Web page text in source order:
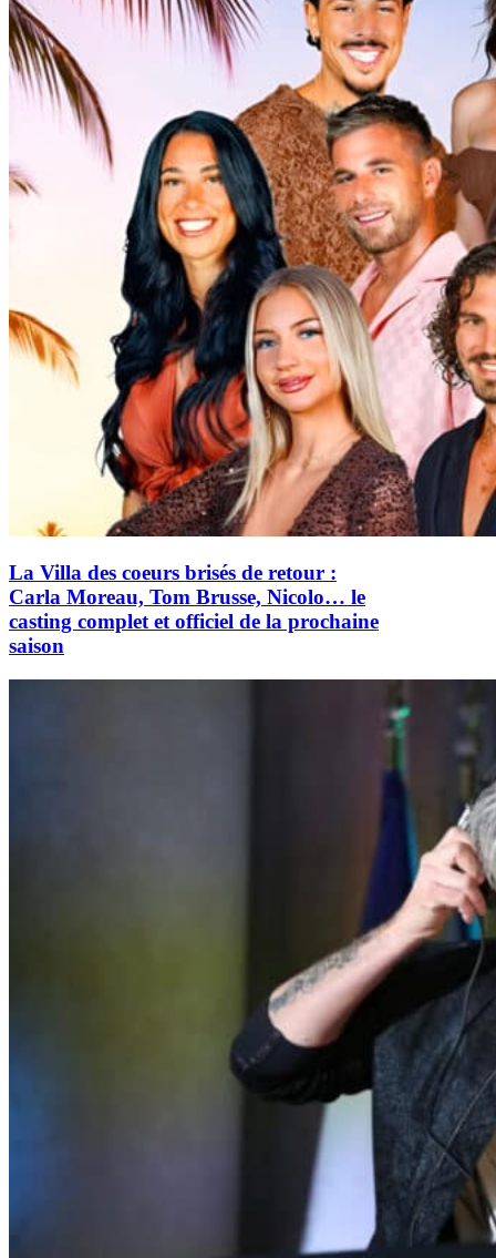
La Villa des coeurs brisés de retour :
Carla Moreau, Tom Brusse, Nicolo… le
casting complet et officiel de la prochaine
saison